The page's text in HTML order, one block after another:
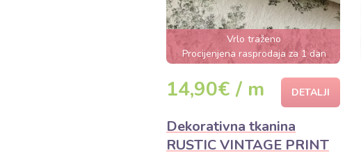
Vrlo traženo
Procijenjena rasprodaja za 1 dan
14,90€ / m DETALJI
Dekorativna tkanina
RUSTIC VINTAGE PRINT